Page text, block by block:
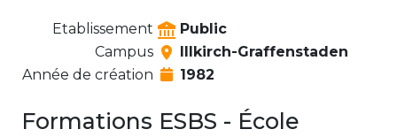
Etablissement
Public
Campus
Illkirch-Graffenstaden
Année de création
1982
Formations ESBS - École